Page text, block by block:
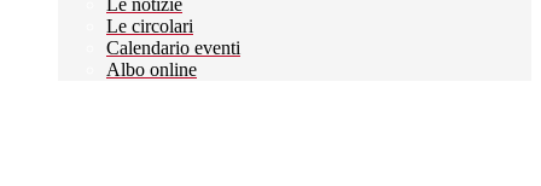
Le notizie
Le circolari
Calendario eventi
Albo online